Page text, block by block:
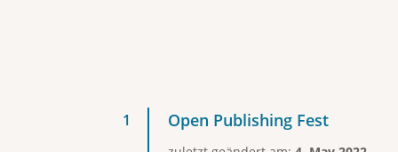
Open Publishing Fest